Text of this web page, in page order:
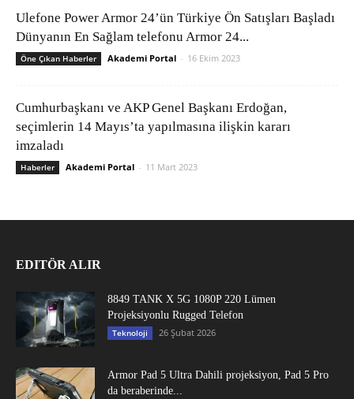
Ulefone Power Armor 24’ün Türkiye Ön Satışları Başladı
Dünyanın En Sağlam telefonu Armor 24...
Öne Çıkan Haberler Akademi Portal - 16 Ekim 2023
Cumhurbaşkanı ve AKP Genel Başkanı Erdoğan,
seçimlerin 14 Mayıs’ta yapılmasına ilişkin kararı
imzaladı
Haberler Akademi Portal - 11 Mart 2023
EDITÖR ALIR
8849 TANK X 5G 1080P 220 Lümen
Projeksiyonlu Rugged Telefon
Teknoloji 26 Şubat 2026
Armor Pad 5 Ultra Dahili projeksiyon, Pad 5 Pro
da beraberinde...